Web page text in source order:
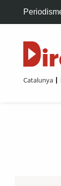
Catalunya